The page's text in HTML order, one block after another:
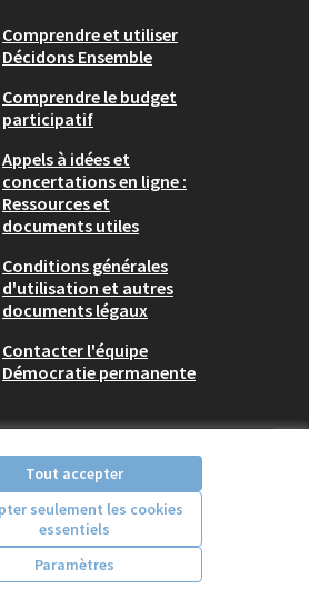
Tout accepter
seulement les cookies
essentiels
Paramètres
Comprendre et utiliser
Décidons Ensemble
Comprendre le budget
participatif
Appels à idées et
concertations en ligne :
Ressources et
documents utiles
Conditions générales
d'utilisation et autres
documents légaux
Contacter l'équipe
Démocratie permanente
Licence Creative
(Lien externe)